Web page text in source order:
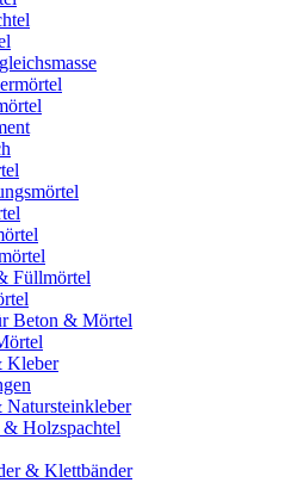
Füllmörtel
Beton & Mörtel
Kleber
Natursteinkleber
Holzspachtel
& Klettbänder